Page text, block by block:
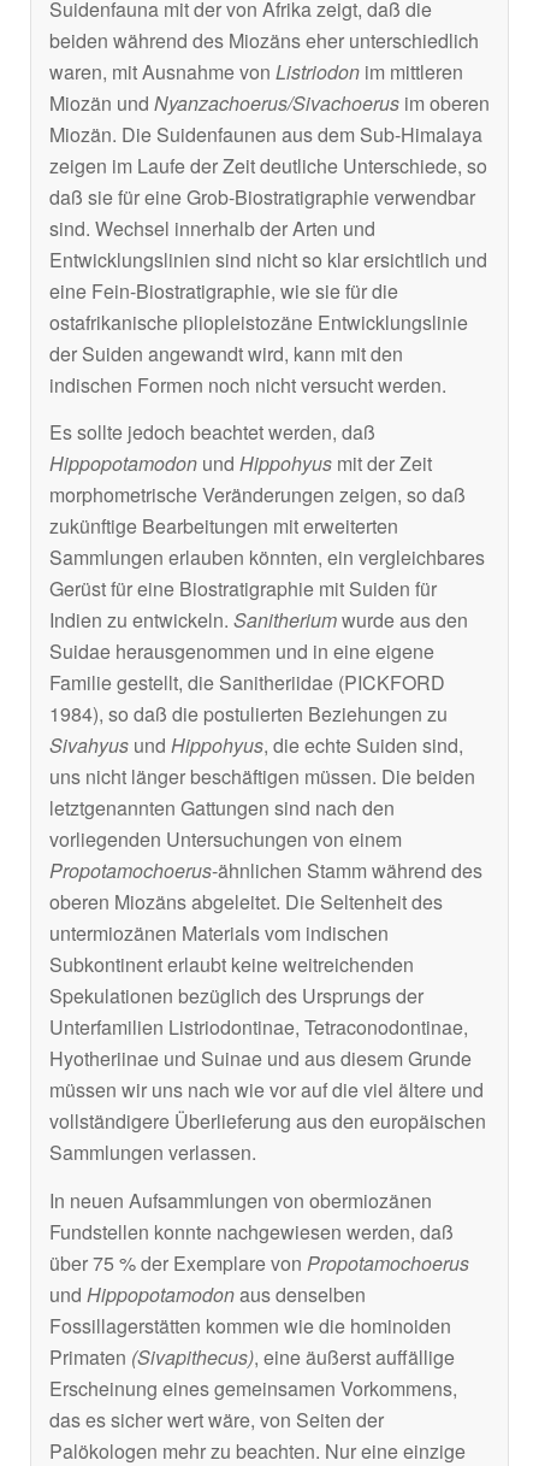
Suidenfauna mit der von Afrika zeigt, daß die
beiden während des Miozäns eher unterschiedlich
waren, mit Ausnahme von Listriodon im mittleren
Miozän und Nyanzachoerus/Sivachoerus im oberen
Miozän. Die Suidenfaunen aus dem Sub-Himalaya
zeigen im Laufe der Zeit deutliche Unterschiede, so
daß sie für eine Grob-Biostratigraphie verwendbar
sind. Wechsel innerhalb der Arten und
Entwicklungslinien sind nicht so klar ersichtlich und
eine Fein-Biostratigraphie, wie sie für die
ostafrikanische pliopleistozäne Entwicklungslinie
der Suiden angewandt wird, kann mit den
indischen Formen noch nicht versucht werden.
Es sollte jedoch beachtet werden, daß
Hippopotamodon und Hippohyus mit der Zeit
morphometrische Veränderungen zeigen, so daß
zukünftige Bearbeitungen mit erweiterten
Sammlungen erlauben könnten, ein vergleichbares
Gerüst für eine Biostratigraphie mit Suiden für
Indien zu entwickeln. Sanitheriumwurde aus den
Suidae herausgenommen und in eine eigene
Familie gestellt, die Sanitheriidae (PICKFORD
1984), so daß die postulierten Beziehungen zu
Sivahyus und Hippohyus, die echte Suiden sind,
uns nicht länger beschäftigen müssen. Die beiden
letztgenannten Gattungen sind nach den
vorliegenden Untersuchungen von einem
Propotamochoerus-ähnlichen Stamm während des
oberen Miozäns abgeleitet. Die Seltenheit des
untermiozänen Materials vom indischen
Subkontinent erlaubt keine weitreichenden
Spekulationen bezüglich des Ursprungs der
Unterfamilien Listriodontinae, Tetraconodontinae,
Hyotheriinae und Suinae und aus diesem Grunde
müssen wir uns nach wie vor auf die viel ältere und
vollständigere Überlieferung aus den europäischen
Sammlungen verlassen.
In neuen Aufsammlungen von obermiozänen
Fundstellen konnte nachgewiesen werden, daß
über 75 % der Exemplare von Propotamochoerus
und Hippopotamodonaus denselben
Fossillagerstätten kommen wie die hominoiden
Primaten (Sivapithecus), eine äußerst auffällige
Erscheinung eines gemeinsamen Vorkommens,
das es sicher wert wäre, von Seiten der
Palökologen mehr zu beachten. Nur eine einzige